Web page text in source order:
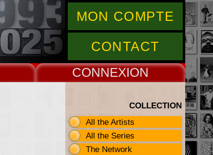
MON COMPTE
CONTACT
CONNEX
COLLECTION
All the Artists
All the Series
The Network